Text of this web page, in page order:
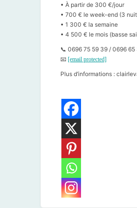
• À partir de 300 €/jour
• 700 € le week-end (3
• 1 300 € la semaine
• 4 500 € le mois (basse
📞 0696 75 59 39 / 0696 65
📧 [email protected]
Plus d’informations :